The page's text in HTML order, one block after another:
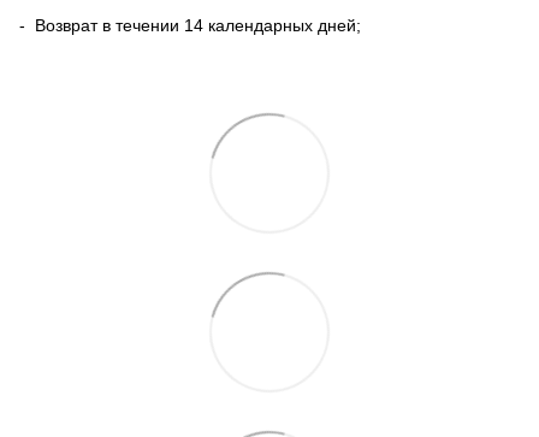
- Возврат в течении 14 календарных дней;